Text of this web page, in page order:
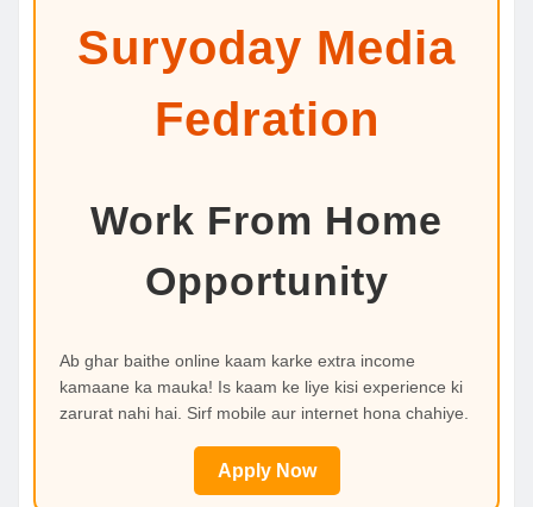
Suryoday Media
Fedration
Work From Home
Opportunity
Ab ghar baithe online kaam karke extra income
kamaane ka mauka! Is kaam ke liye kisi experience ki
zarurat nahi hai. Sirf mobile aur internet hona chahiye.
Apply Now